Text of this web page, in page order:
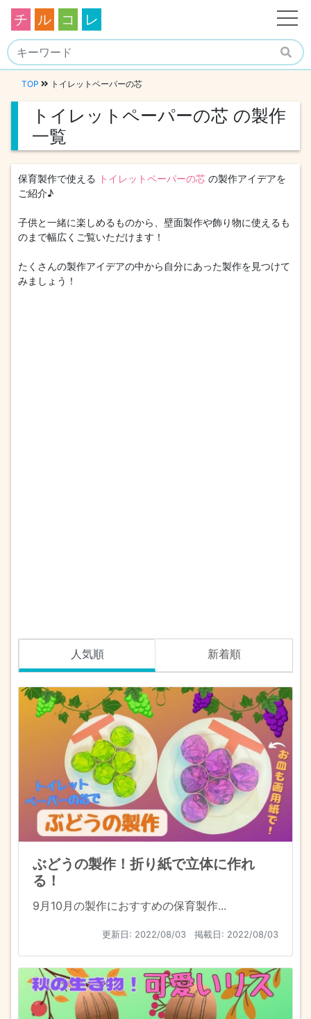
チ ル コ レ
TOP トイレットペーパーの芯
トイレットペーパーの芯 の製作
一覧
保育製作で使える トイレットペーパーの芯 の製作アイデアを
ご紹介♪
子供と一緒に楽しめるものから、壁面製作や飾り物に使えるも
のまで幅広くご覧いただけます！
たくさんの製作アイデアの中から自分にあった製作を見つけて
みましょう！
人気順 新着順
ぶどうの製作！折り紙で立体に作れ
る！
9月10月の製作におすすめの保育製作...
更新日: 2022/08/03 掲載日: 2022/08/03